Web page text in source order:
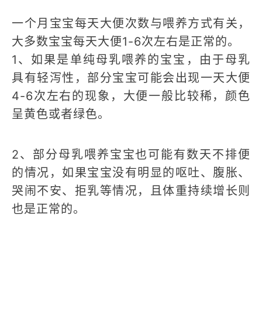
一个月宝宝每天大便次数与喂养方式有关，
大多数宝宝每天大便1-6次左右是正常的。
1、如果是单纯母乳喂养的宝宝，由于母乳
具有轻泻性，部分宝宝可能会出现一天大便
4-6次左右的现象，大便一般比较稀，颜色
呈黄色或者绿色。
2、部分母乳喂养宝宝也可能有数天不排便
的情况，如果宝宝没有明显的呕吐、腹胀、
哭闹不安、拒乳等情况，且体重持续增长则
也是正常的。